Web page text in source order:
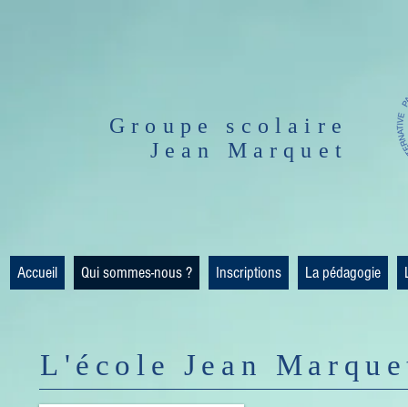
Groupe scolaire
Jean Marquet
Accueil Qui sommes-nous ? Inscriptions La pédagogie
L'école Jean